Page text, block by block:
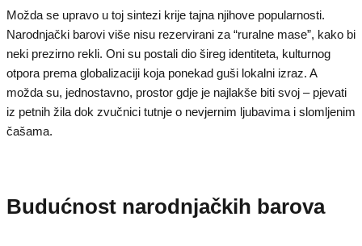
Možda se upravo u toj sintezi krije tajna njihove popularnosti.
Narodnjački barovi više nisu rezervirani za “ruralne mase”, kako bi
neki prezirno rekli. Oni su postali dio šireg identiteta, kulturnog
otpora prema globalizaciji koja ponekad guši lokalni izraz. A
možda su, jednostavno, prostor gdje je najlakše biti svoj – pjevati
iz petnih žila dok zvučnici tutnje o nevjernim ljubavima i slomljenim
čašama.
Budućnost narodnjačkih barova